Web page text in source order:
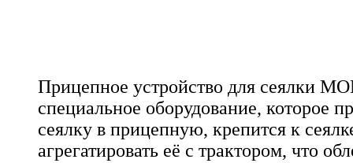
Прицепное устройство для сеялки
специальное оборудование, которое
сеялку в прицепную, крепится к
агрегатировать её с трактором, что